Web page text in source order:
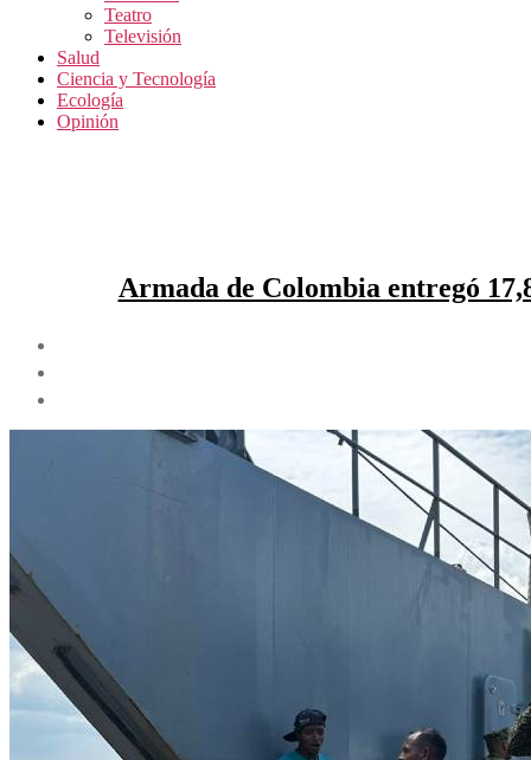
Teatro
Televisión
Salud
Ciencia y Tecnología
Ecología
Opinión
Armada de Colombia entregó